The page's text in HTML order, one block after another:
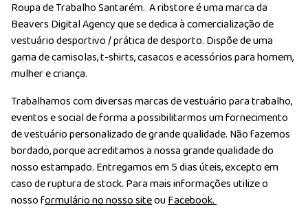
Roupa de Trabalho Santarém. A ribstore é uma marca da
Beavers Digital Agency que se dedica à comercialização de
vestuário desportivo / prática de desporto. Dispõe de uma
gama de camisolas, t-shirts, casacos e acessórios para homem,
mulher e criança.
Trabalhamos com diversas marcas de vestuário para trabalho,
eventos e social de forma a possibilitarmos um fornecimento
de vestuário personalizado de grande qualidade. Não fazemos
bordado, porque acreditamos a nossa grande qualidade do
nosso estampado. Entregamos em 5 dias úteis, excepto em
caso de ruptura de stock. Para mais informações utilize o
nosso formulário no nosso siteouFacebook.